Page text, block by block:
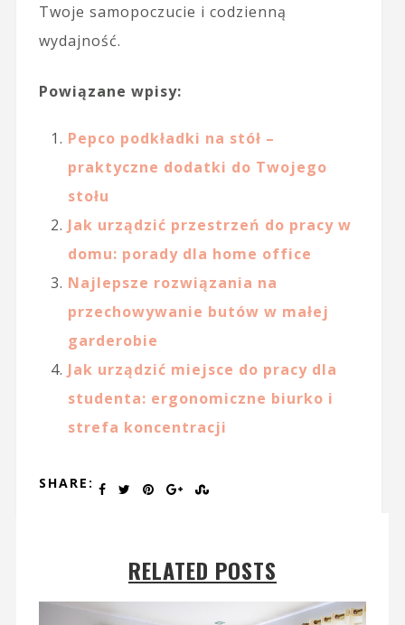
Twoje samopoczucie i codzienną
wydajność.
Powiązane wpisy:
Pepco podkładki na stół –
praktyczne dodatki do Twojego
stołu
Jak urządzić przestrzeń do pracy w
domu: porady dla home office
Najlepsze rozwiązania na
przechowywanie butów w małej
garderobie
Jak urządzić miejsce do pracy dla
studenta: ergonomiczne biurko i
strefa koncentracji
SHARE:
RELATED POSTS